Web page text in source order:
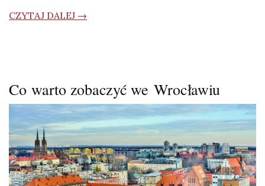
CZYTAJ DALEJ →
Co warto zobaczyć we Wrocławiu